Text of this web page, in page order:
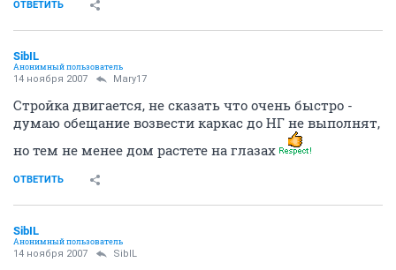
ОТВЕТИТЬ
SibIL
Анонимный пользователь
14 ноября 2007 Mary17
Стройка двигается, не сказать что очень быстро -
думаю обещание возвести каркас до НГ не выполнят,
но тем не менее дом растете на глазах
ОТВЕТИТЬ
SibIL
Анонимный пользователь
14 ноября 2007 SibIL